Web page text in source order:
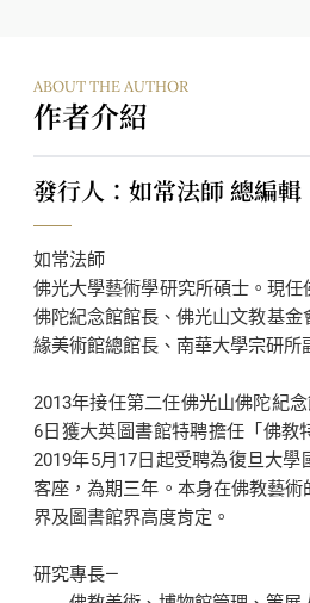
ABOUT THE AUTHOR
作者介紹
發行人：如常法師 總編輯
如常法師
佛光大學藝術學研究所碩士。現
佛陀紀念館館長、佛光山文教基金
緣美術館總館長、南華大學宗研所
2013年接任第二任佛光山佛陀紀
6日獲大英圖書館特聘擔任「佛教
2019年5月17日起受聘為復旦大
客座，為期三年。本身在佛教藝
界及圖書館界高度肯定。
研究專長—